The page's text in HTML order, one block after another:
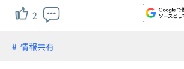
2
情報共有